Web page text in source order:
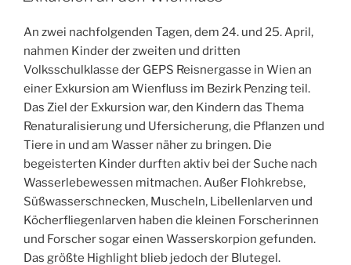
AM
An zwei nachfolgenden Tagen, dem 24. und 25. April,
nahmen Kinder der zweiten und dritten
Volksschulklasse der GEPS Reisnergasse in Wien an
einer Exkursion am Wienfluss im Bezirk Penzing teil.
Das Ziel der Exkursion war, den Kindern das Thema
Renaturalisierung und Ufersicherung, die Pflanzen und
Tiere in und am Wasser näher zu bringen. Die
begeisterten Kinder durften aktiv bei der Suche nach
Wasserlebewessen mitmachen. Außer Flohkrebse,
Süßwasserschnecken, Muscheln, Libellenlarven und
Köcherfliegenlarven haben die kleinen Forscherinnen
und Forscher sogar einen Wasserskorpion gefunden.
Das größte Highlight blieb jedoch der Blutegel.